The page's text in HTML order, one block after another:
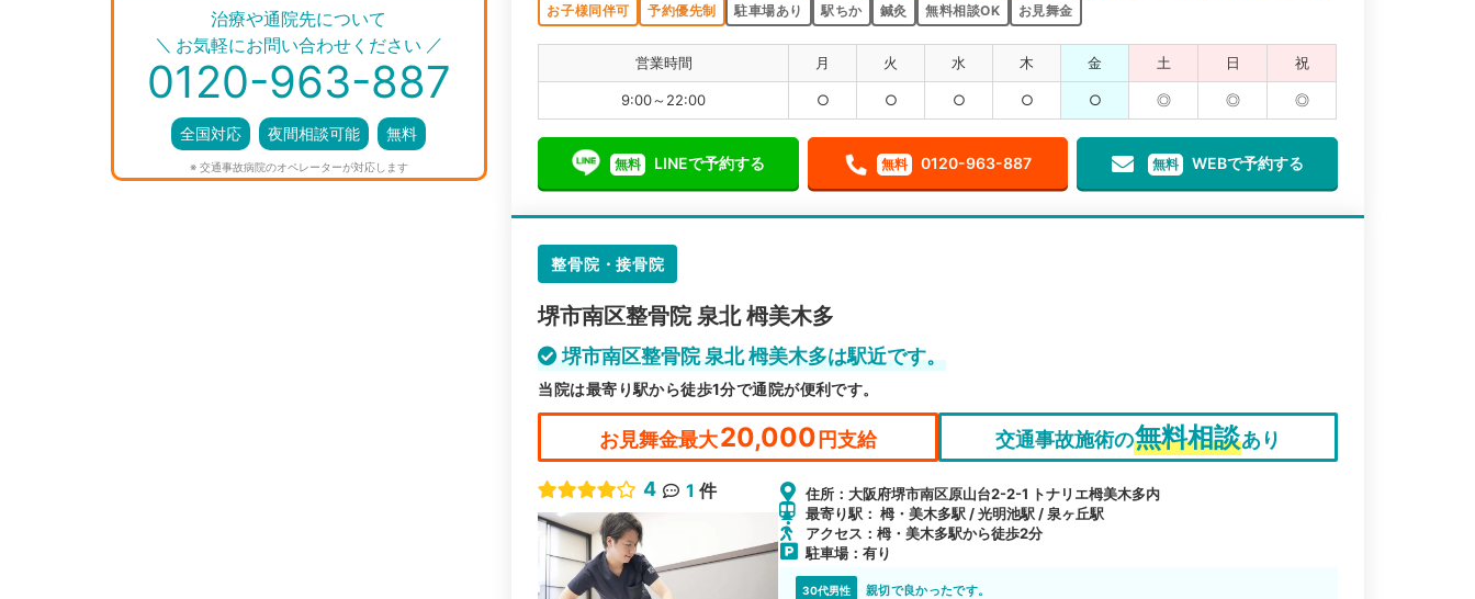
＼ ／
治療や通院先について
お気軽にお問い合わせください
0120-963-887
全国対応 夜間相談可能 無料
※ 交通事故病院のオペレーターが対応します
お子様同伴可
予約優先制 駐車場あり 駅ちか 鍼灸 無料相談OK お見舞金
営業時間 月 火 水 木 金 土 日 祝
9:00～22:00 ○ ○ ○ ○ ○ ◎ ◎ ◎
無料 LINEで予約する 無料 0120-963-887 無料 WEBで予約する
整骨院・接骨院
堺市南区整骨院 泉北 栂美木多
堺市南区整骨院 泉北 栂美木多は駅近です。
当院は最寄り駅から徒歩1分で通院が便利です。
お見舞金最大20,000円支給 交通事故施術の無料相談あり
4 1 件
住所：大阪府堺市南区原山台2-2-1 トナリエ栂美木多内
最寄り駅： 栂・美木多駅 / 光明池駅 / 泉ヶ丘駅
アクセス：栂・美木多駅から徒歩2分
駐車場：有り
30代男性 親切で良かったです。